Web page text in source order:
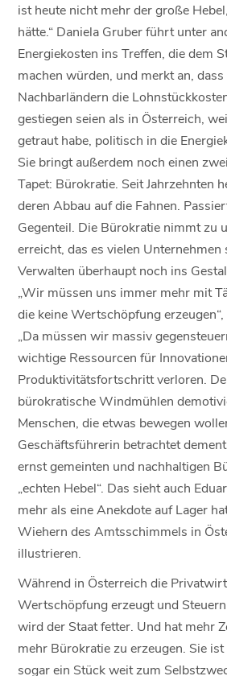
ist heute nicht mehr der große
hätte.“ Daniela Gruber führt unter
Energiekosten ins Treffen, die dem
machen würden, und merkt an, dass
Nachbarländern die
gestiegen seien als in Österreich,
getraut habe, politisch in die
Sie bringt außerdem noch einen
Tapet: Bürokratie. Seit Jahrzehnten
deren Abbau auf die Fahnen.
Gegenteil. Die Bürokratie nimmt zu
erreicht, das es vielen
Verwalten überhaupt noch ins
„Wir müssen uns immer mehr mit
die keine Wertschöpfung
„Da müssen wir massiv
wichtige Ressourcen für
Produktivitätsfortschritt verloren.
bürokratische Windmühlen
Menschen, die etwas bewegen
Geschäftsführerin betrachtet
ernst gemeinten und nachhaltigen
„echten Hebel“. Das sieht auch
mehr als eine Anekdote auf Lager
Wiehern des Amtsschimmels in
illustrieren.
Während in Österreich die
Wertschöpfung erzeugt und
wird der Staat fetter. Und hat mehr
mehr Bürokratie zu erzeugen. Sie
sogar ein Stück weit zum